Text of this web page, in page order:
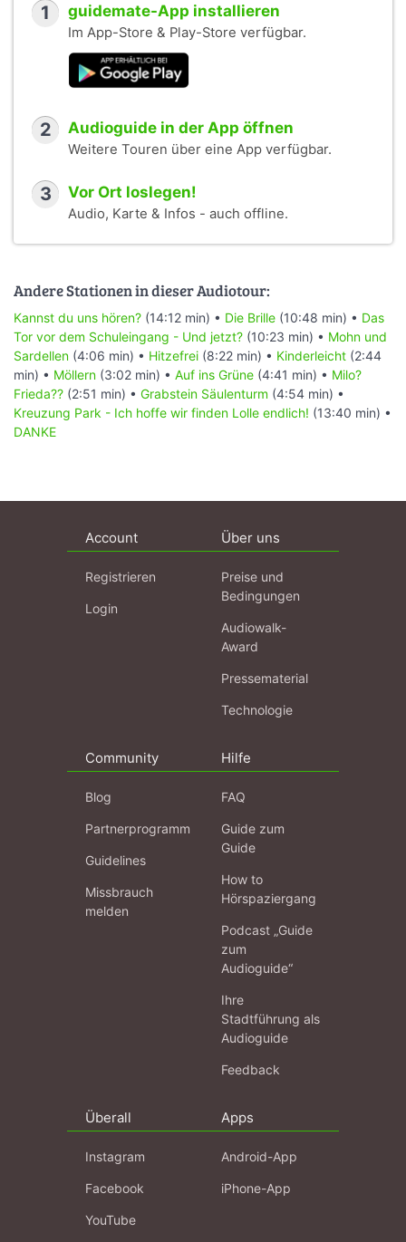
1 guidemate-App installieren
Im App-Store & Play-Store verfügbar.
2 Audioguide in der App öffnen
Weitere Touren über eine App verfügbar.
3 Vor Ort loslegen!
Audio, Karte & Infos - auch offline.
Andere Stationen in dieser Audiotour:
Kannst du uns hören? (14:12 min) • Die Brille (10:48 min) • Das
Tor vor dem Schuleingang - Und jetzt? (10:23 min) • Mohn und
Sardellen (4:06 min) • Hitzefrei (8:22 min) • Kinderleicht (2:44
min) • Möllern (3:02 min) • Auf ins Grüne (4:41 min) • Milo?
Frieda?? (2:51 min) • Grabstein Säulenturm (4:54 min) •
Kreuzung Park - Ich hoffe wir finden Lolle endlich! (13:40 min) •
DANKE
Account
Registrieren
Login
Über uns
Preise und
Bedingungen
Audiowalk-
Award
Pressematerial
Technologie
Community
Blog
Partnerprogramm
Guidelines
Missbrauch
melden
Hilfe
FAQ
Guide zum
Guide
How to
Hörspaziergang
Podcast „Guide
zum
Audioguide“
Ihre
Stadtführung als
Audioguide
Feedback
Überall
Instagram
Facebook
YouTube
Apps
Android-App
iPhone-App